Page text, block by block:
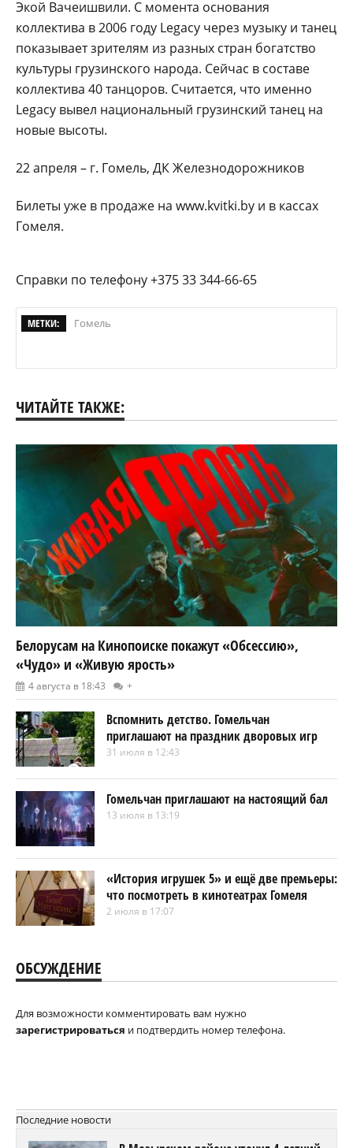
Экой Вачеишвили. С момента основания
коллектива в 2006 году Legacy через музыку и танец
показывает зрителям из разных стран богатство
культуры грузинского народа. Сейчас в составе
коллектива 40 танцоров. Считается, что именно
Legacy вывел национальный грузинский танец на
новые высоты.
22 апреля – г. Гомель, ДК Железнодорожников
Билеты уже в продаже на www.kvitki.by и в кассах
Гомеля.
Справки по телефону +375 33 344-66-65
МЕТКИ: Гомель
ЧИТАЙТЕ ТАКЖЕ:
Белорусам на Кинопоиске покажут «Обсессию»,
«Чудо» и «Живую ярость»
4 августа в 18:43 +
Вспомнить детство. Гомельчан
приглашают на праздник дворовых игр
31 июля в 12:43
Гомельчан приглашают на настоящий бал
13 июля в 13:19
«История игрушек 5» и ещё две премьеры:
что посмотреть в кинотеатрах Гомеля
2 июля в 17:07
ОБСУЖДЕНИЕ
Для возможности комментировать вам нужно
зарегистрироваться и подтвердить номер телефона.
Последние новости